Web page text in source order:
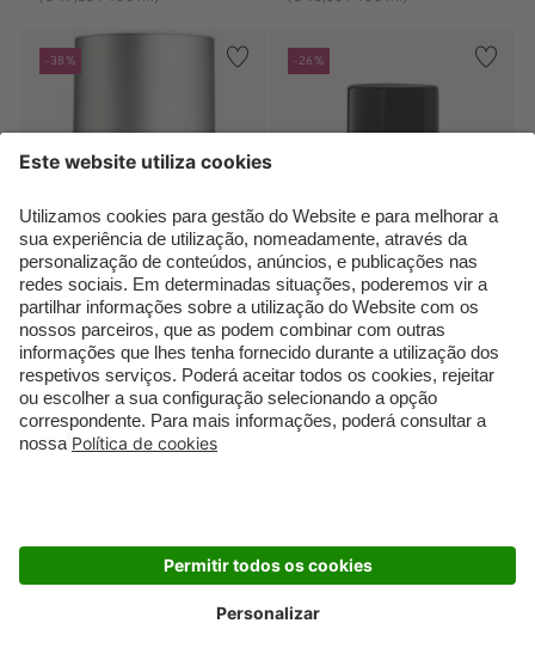
-38%
CAROLINA HERRERA
212 For Men
212 For Men Eau de Toilette
Eau de Toilette (EdT)
poupe -38%
(€ 126,63 / 100 ml)
-26%
CAROLINA HERRERA
Bad Boy
Bad Boy Deo Stick
poupe -26%
(€ 42,65 / 100 g)